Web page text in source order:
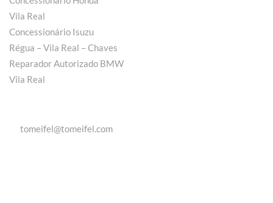
Vila Real
Concessionário Isuzu
Régua – Vila Real – Chaves
Reparador Autorizado BMW
Vila Real
tomeifel@tomeifel.com